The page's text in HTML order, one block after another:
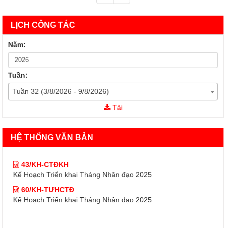
LỊCH CÔNG TÁC
Năm:
Tuần:
Tuần 32 (3/8/2026 - 9/8/2026)
Tải
HỆ THỐNG VĂN BẢN
Kế Hoạch Triển khai Tháng Nhân đạo 2025
60/KH-TƯHCTĐ
Kế Hoạch Triển khai Tháng Nhân đạo 2025
43/KH-CTĐKH
Kế Hoạch Triển khai Tháng Nhân đạo 2025
60/KH-TƯHCTĐ
Kế Hoạch Triển khai Tháng Nhân đạo 2025